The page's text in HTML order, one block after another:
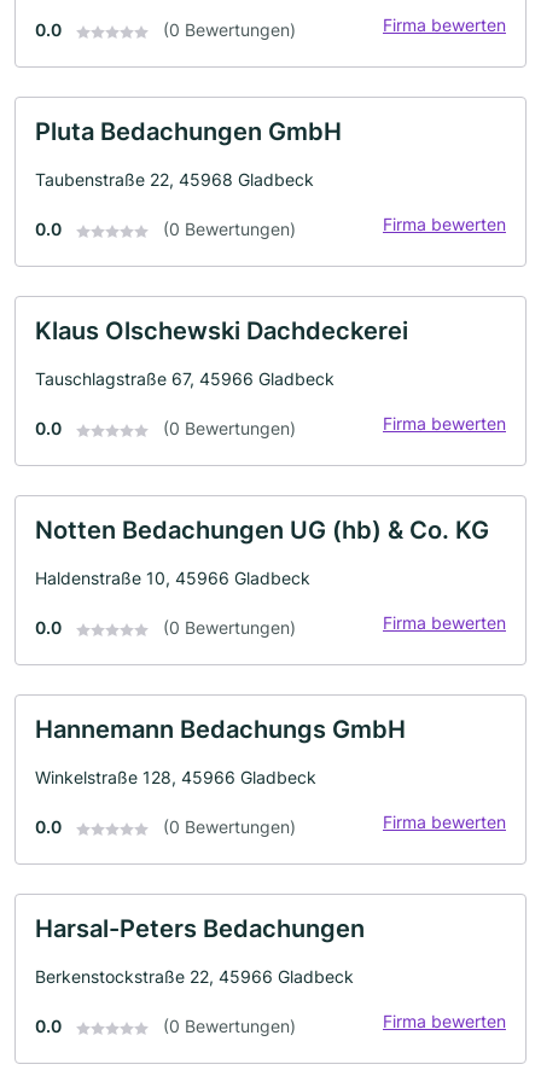
0.0 (0 Bewertungen) Firma bewerten
Pluta Bedachungen GmbH
Taubenstraße 22, 45968 Gladbeck
0.0 (0 Bewertungen) Firma bewerten
Klaus Olschewski Dachdeckerei
Tauschlagstraße 67, 45966 Gladbeck
0.0 (0 Bewertungen) Firma bewerten
Notten Bedachungen UG (hb) & Co. KG
Haldenstraße 10, 45966 Gladbeck
0.0 (0 Bewertungen) Firma bewerten
Hannemann Bedachungs GmbH
Winkelstraße 128, 45966 Gladbeck
0.0 (0 Bewertungen) Firma bewerten
Harsal-Peters Bedachungen
Berkenstockstraße 22, 45966 Gladbeck
0.0 (0 Bewertungen) Firma bewerten